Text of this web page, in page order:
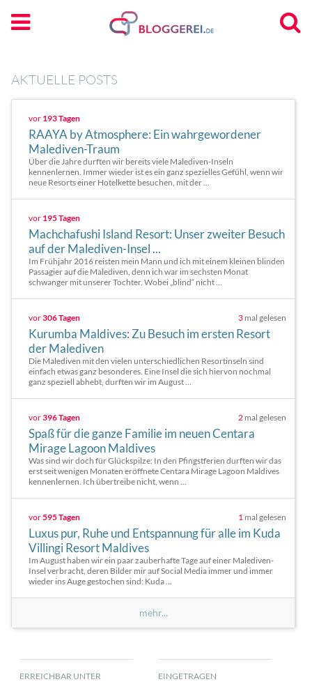
AKTUELLE POSTS
vor 193 Tagen
RAAYA by Atmosphere: Ein wahrgewordener
Malediven-Traum
Über die Jahre durften wir bereits viele Malediven-Inseln
kennenlernen. Immer wieder ist es ein ganz spezielles Gefühl, wenn wir
neue Resorts einer Hotelkette besuchen, mit der ...
vor 195 Tagen
Machchafushi Island Resort: Unser zweiter Besuch
auf der Malediven-Insel ...
Im Frühjahr 2016 reisten mein Mann und ich mit einem kleinen blinden
Passagier auf die Malediven, denn ich war im sechsten Monat
schwanger mit unserer Tochter. Wobei „blind“ nicht ...
vor306 Tagen 3 mal gelesen
Kurumba Maldives: Zu Besuch im ersten Resort
der Malediven
Die Malediven mit den vielen unterschiedlichen Resortinseln sind
einfach etwas ganz besonderes. Eine Insel die sich hiervon nochmal
ganz speziell abhebt, durften wir im August ...
vor396 Tagen 2 mal gelesen
Spaß für die ganze Familie im neuen Centara
Mirage Lagoon Maldives
Was sind wir doch für Glückspilze: In den Pfingstferien durften wir das
erst seit wenigen Monaten eröffnete Centara Mirage Lagoon Maldives
kennenlernen. Ich übertreibe nicht, wenn ...
vor595 Tagen 1 mal gelesen
Luxus pur, Ruhe und Entspannung für alle im Kuda
Villingi Resort Maldives
Im August haben wir ein paar zauberhafte Tage auf einer Malediven-
Insel verbracht, deren Bilder mir auf Social Media immer und immer
wieder ins Auge gestochen sind: Kuda ...
mehr...
ERREICHBAR UNTER EINGETRAGEN